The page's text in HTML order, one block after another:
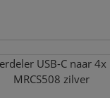
USB-C naar 4x
MRCS508 zilver